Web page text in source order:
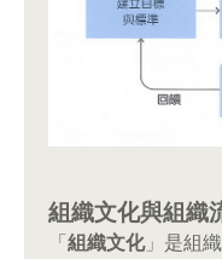
組織文化與組織
「 組織文化」是組